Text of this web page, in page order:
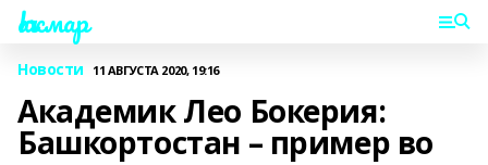
Һаҡмар
Новости 11 АВГУСТА 2020, 19:16
Академик Лео Бокерия:
Башкортостан – пример во